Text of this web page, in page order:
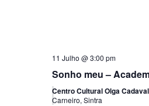
11 Julho @ 3:00 pm
Sonho meu –
Centro Cultural Olga Cadaval
Carneiro, Sintra